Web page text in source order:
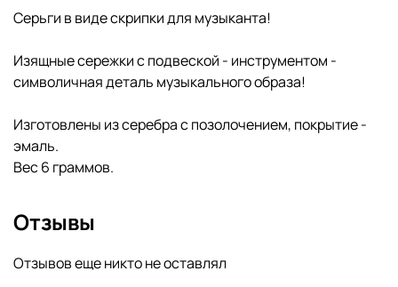
Серьги в виде скрипки для музыканта!
Изящные сережки с подвеской - инструментом -
символичная деталь музыкального образа!
Изготовлены из серебра с позолочением, покрытие -
эмаль.
Вес 6 граммов.
Отзывы
Отзывов еще никто не оставлял